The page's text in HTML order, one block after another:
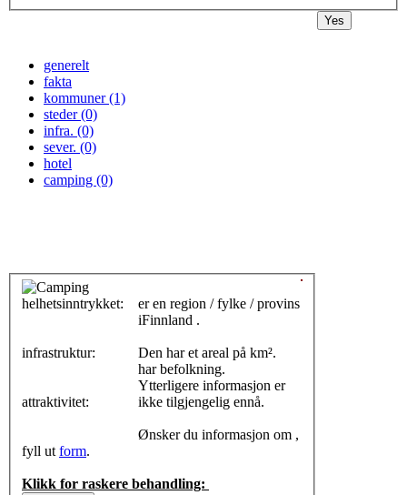
generelt
fakta
kommuner (1)
steder (0)
infra. (0)
sever. (0)
hotel
camping (0)
helhetsinntrykket:
infrastruktur:
attraktivitet:
er en region / fylke / provins
iFinnland .
Den har et areal på km².
har befolkning.
Ytterligere informasjon er
ikke tilgjengelig ennå.
Ønsker du informasjon om ,
fyll ut form.
Klikk for raskere behandling:
Yes